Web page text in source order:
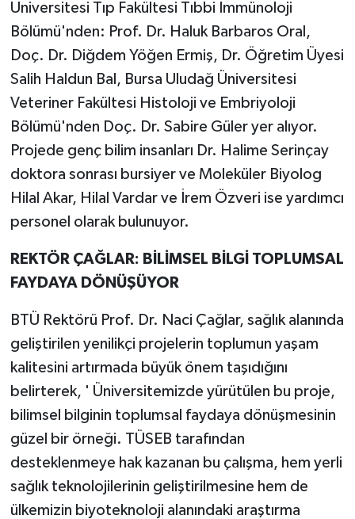
Üniversitesi Tıp Fakültesi Tıbbi İmmünoloji
Bölümü'nden: Prof. Dr. Haluk Barbaros Oral,
Doç. Dr. Diğdem Yöğen Ermiş, Dr. Öğretim Üyesi
Salih Haldun Bal, Bursa Uludağ Üniversitesi
Veteriner Fakültesi Histoloji ve Embriyoloji
Bölümü'nden Doç. Dr. Sabire Güler yer alıyor.
Projede genç bilim insanları Dr. Halime Serinçay
doktora sonrası bursiyer ve Moleküler Biyolog
Hilal Akar, Hilal Vardar ve İrem Özveri ise yardımcı
personel olarak bulunuyor.
REKTÖR ÇAĞLAR: BİLİMSEL BİLGİ TOPLUMSAL
FAYDAYA DÖNÜŞÜYOR
BTÜ Rektörü Prof. Dr. Naci Çağlar, sağlık alanında
geliştirilen yenilikçi projelerin toplumun yaşam
kalitesini artırmada büyük önem taşıdığını
belirterek, ' Üniversitemizde yürütülen bu proje,
bilimsel bilginin toplumsal faydaya dönüşmesinin
güzel bir örneği. TÜSEB tarafından
desteklenmeye hak kazanan bu çalışma, hem yerli
sağlık teknolojilerinin geliştirilmesine hem de
ülkemizin biyoteknoloji alanındaki araştırma